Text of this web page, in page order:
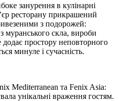
занурення в кулінарні
ресторану прикрашений
з подорожей:
муранського скла, вироби
простору неповторного
минуле і сучасність.
Mediterranean та Fenix Asia:
унікальні враження гостям.